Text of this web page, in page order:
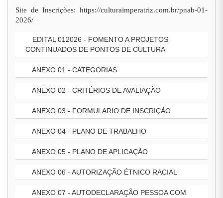
Site de Inscrições: https://culturaimperatriz.com.br/pnab-01-
2026/
EDITAL 012026 - FOMENTO A PROJETOS
CONTINUADOS DE PONTOS DE CULTURA
ANEXO 01 - CATEGORIAS
ANEXO 02 - CRITÉRIOS DE AVALIAÇÃO
ANEXO 03 - FORMULARIO DE INSCRIÇÃO
ANEXO 04 - PLANO DE TRABALHO
ANEXO 05 - PLANO DE APLICAÇÃO
ANEXO 06 - AUTORIZAÇÃO ÉTNICO RACIAL
ANEXO 07 - AUTODECLARAÇÃO PESSOA COM